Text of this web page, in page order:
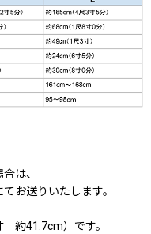
は、
お送りいたします。
約41.7cm）です。